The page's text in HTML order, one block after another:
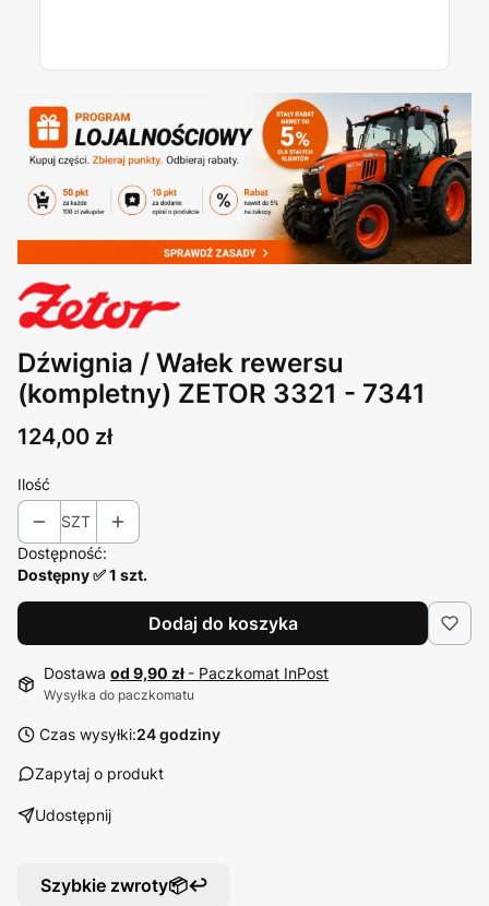
Dźwignia / Wałek rewersu
(kompletny) ZETOR 3321 - 7341
Cena
124,00 zł
Ilość
SZT
Dostępność:
Dostępny ✅ 1 szt.
Dodaj do koszyka
Dostawa od 9,90 zł - Paczkomat InPost
Wysyłka do paczkomatu
Czas wysyłki:24 godziny
Zapytaj o produkt
Udostępnij
Szybkie zwroty📦↩️